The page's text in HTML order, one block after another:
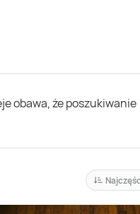
obawa, że poszukiwanie